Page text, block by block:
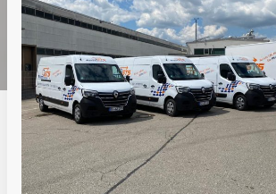
Mo – Fr
09:00 am – 06:00 pm
Sa – So
Geschlossen